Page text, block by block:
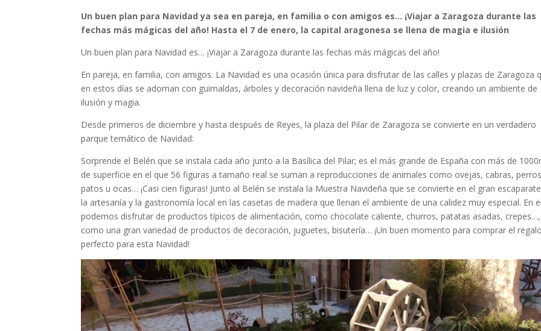
Un buen plan para Navidad ya sea en pareja, en familia o con amigos es… ¡Viajar a Zaragoza durante las
fechas más mágicas del año! Hasta el 7 de enero, la capital aragonesa se llena de magia e ilusión
Un buen plan para Navidad es… ¡Viajar a Zaragoza durante las fechas más mágicas del año!
En pareja, en familia, con amigos. La Navidad es una ocasión única para disfrutar de las calles y plazas de Zaragoza
en estos días se adornan con guirnaldas, árboles y decoración navideña llena de luz y color, creando un ambiente de
ilusión y magia.
Desde primeros de diciembre y hasta después de Reyes, la plaza del Pilar de Zaragoza se convierte en un verdadero
parque temático de Navidad:
Sorprende el Belén que se instala cada año junto a la Basílica del Pilar; es el más grande de España con más de
de superficie en el que 56 figuras a tamaño real se suman a reproducciones de animales como ovejas, cabras,
patos u ocas… ¡Casi cien figuras! Junto al Belén se instala la Muestra Navideña que se convierte en el gran
la artesanía y la gastronomía local en las casetas de madera que llenan el ambiente de una calidez muy especial. En
podemos disfrutar de productos típicos de alimentación, como chocolate caliente, churros, patatas asadas,
como una gran variedad de productos de decoración, juguetes, bisutería… ¡Un buen momento para comprar el
perfecto para esta Navidad!